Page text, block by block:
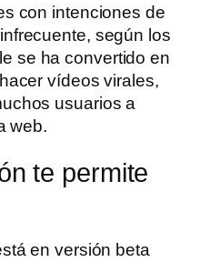
con intenciones de
según los
se ha convertido en
vídeos virales,
usuarios a
web.
te permite
en versión beta